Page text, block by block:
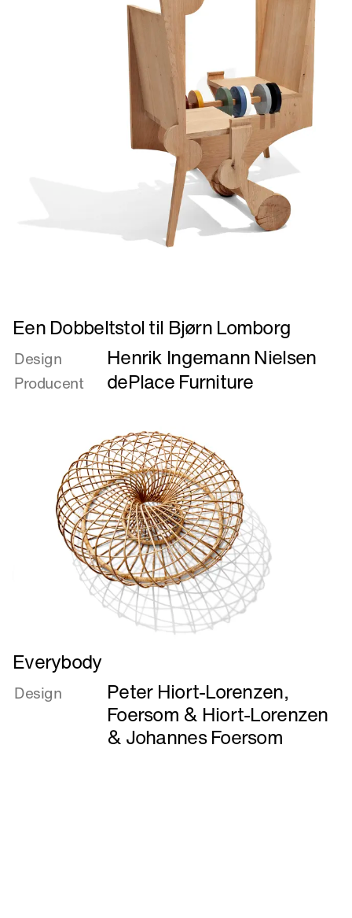
Læs
mere
om
Een
Dobbeltstol
Een Dobbeltstol til Bjørn Lomborg
Design Henrik Ingemann Nielsen
Producent dePlace Furniture
Læs
mere
om
Everybody
Design Peter Hiort-Lorenzen,
Foersom & Hiort-Lorenzen
&Johannes Foersom